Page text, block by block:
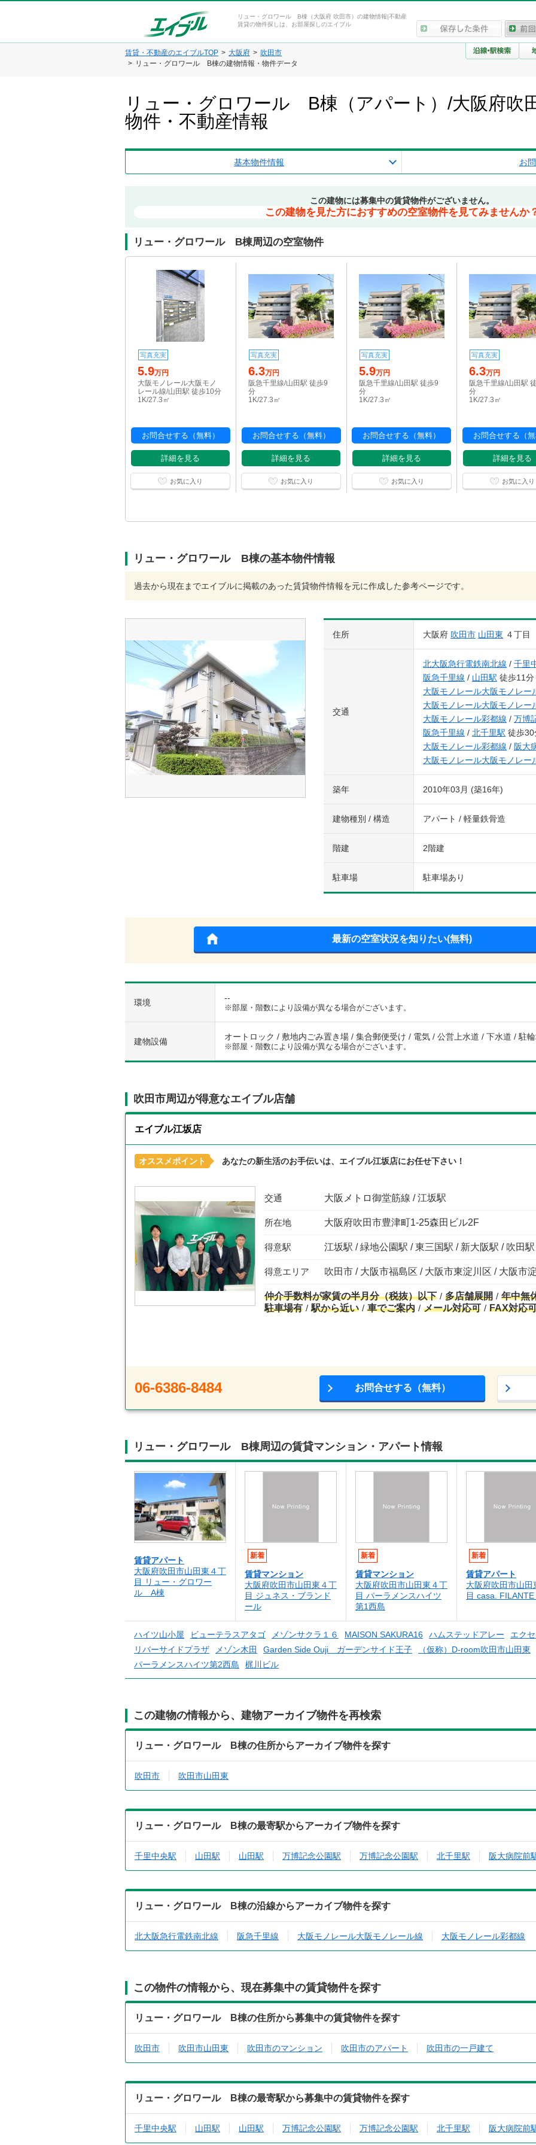
リュー・グロワール B棟（大阪府 吹田市）の建物情報|不動産
賃貸の物件探しは、お部屋探しのエイブル
賃貸・不動産のエイブルTOP 大阪府
吹田市
リュー・グロワール B棟の建物情報・物件データ
リュー・グロワール B棟（アパート）/大阪府吹
物件・不動産情報
基本物件情報 お
この建物には募集中の賃貸物件がございません。
この建物を見た方におすすめの空室物件を見てみませんか
リュー・グロワール B棟周辺の空室物件
写真充実
5.9万円
大阪モノレール大阪モノ
レール線/山田駅 徒歩10分
1K/27.3㎡
お問合せする（無料）
詳細を見る
お気に入り
写真充実
6.3万円
阪急千里線/山田駅 徒歩9
分
1K/27.3㎡
お問合せする（無料）
詳細を見る
お気に入り
写真充実
5.9万円
阪急千里線/山田駅 徒歩9
分
1K/27.3㎡
お問合せする（無料）
詳細を見る
お気に入り
写真充実
6.3万円
阪急千里線/山田駅
分
1K/27.3㎡
お問合せする（
詳細を見る
お気に入り
リュー・グロワール B棟の基本物件情報
過去から現在までエイブルに掲載のあった賃貸物件情報を元に作成した参考ページです。
住所 大阪府 吹田市 山田東 ４丁目
交通
北大阪急行電鉄南北線 / 千里
阪急千里線 / 山田駅 徒歩11分
大阪モノレール大阪モノレー
大阪モノレール大阪モノレー
大阪モノレール彩都線 / 万博
阪急千里線 / 北千里駅 徒歩30
大阪モノレール彩都線 / 阪大
大阪モノレール大阪モノレー
築年 2010年03月 (築16年)
建物種別 / 構造 アパート / 軽量鉄骨造
階建 2階建
駐車場 駐車場あり
最新の空室状況を知りたい(無料)
環境 --
※部屋・階数により設備が異なる場合がございます。
建物設備 オートロック / 敷地内ごみ置き場 / 集合郵便受け / 電気 / 公営上水道 / 下水道 / 駐
※部屋・階数により設備が異なる場合がございます。
吹田市周辺が得意なエイブル店舗
エイブル江坂店
オススメポイント あなたの新生活のお手伝いは、エイブル江坂店にお任せ下さい！
交通 大阪メトロ御堂筋線 / 江坂駅
所在地 大阪府吹田市豊津町1-25森田ビル2F
得意駅 江坂駅 / 緑地公園駅 / 東三国駅 / 新大阪駅 / 吹田駅
得意エリア 吹田市 / 大阪市福島区 / 大阪市東淀川区 / 大阪市
仲介手数料が家賃の半月分（税抜）以下 多店舗展開
年中無
駐車場有
駅から近い 車でご案内 メール対応可 FAX対応
06-6386-8484 お問合せする（無料）
リュー・グロワール B棟周辺の賃貸マンション・アパート情報
賃貸アパート
大阪府吹田市山田東４丁
目 リュー・グロワー
ル A棟
新着
賃貸マンション
大阪府吹田市山田東４丁
目 ジュネス・ブランド
ール
新着
賃貸マンション
大阪府吹田市山田東４丁
目 パーラメンスハイツ
第1西島
新着
賃貸アパート
大阪府吹田市山田
目 casa. FILANTE
ハイツ山小屋 ビューテラスアタゴ メゾンサクラ１６ MAISON SAKURA16 ハムステッドアレー
エク
リバーサイドプラザ
メゾン木田 Garden Side Ouji ガーデンサイド王子
（仮称）D-room吹田市山田東
パーラメンスハイツ第2西島
梶川ビル
この建物の情報から、建物アーカイブ物件を再検索
リュー・グロワール B棟の住所からアーカイブ物件を探す
吹田市 吹田市山田東
リュー・グロワール B棟の最寄駅からアーカイブ物件を探す
千里中央駅 山田駅 山田駅 万博記念公園駅 万博記念公園駅 北千里駅 阪大病院前
リュー・グロワール B棟の沿線からアーカイブ物件を探す
北大阪急行電鉄南北線 阪急千里線 大阪モノレール大阪モノレール線 大阪モノレール彩都線
この物件の情報から、現在募集中の賃貸物件を探す
リュー・グロワール B棟の住所から募集中の賃貸物件を探す
吹田市 吹田市山田東 吹田市のマンション 吹田市のアパート 吹田市の一戸建て
リュー・グロワール B棟の最寄駅から募集中の賃貸物件を探す
千里中央駅 山田駅 山田駅 万博記念公園駅 万博記念公園駅 北千里駅 阪大病院前